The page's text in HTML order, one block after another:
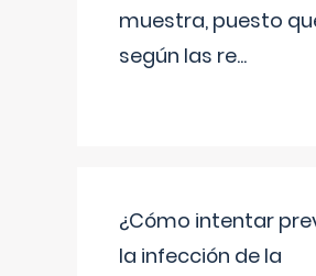
muestra, puesto
según las re...
¿Cómo intentar
la infección de la